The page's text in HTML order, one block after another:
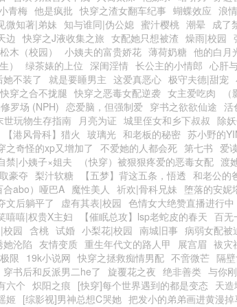
青梅 他是疯批 快穿之渣女翻车纪事 蝴蝶效应 浪情
微知著|弟妹 知与谁同|伪公媳 蜜汁樱桃 潮晕 成了
边 快穿之J液收集之旅 女配她只想被渣 燥雨|校园
木（校园） 小姨夫的富贵娇花 薄荷奶糖 他的白月
） 绿茶婊的上位 深闺淫情 长公主的小情郎 心肝
她不装了 就是要睡男主 这爱真恶心 极守夫德|甜宠
快穿之合不拢腿 快穿之恶毒女配逆袭 女主爱吃肉
罗场 (NPH) 恋爱脑，但强制爱 穿书之欲欲仙途 活
世玩物生存指南 月亮为证 城里侄女和乡下叔叔 除
【港风骨科】猎火 玻璃光 和老板的秘密 苏小野的
之奇怪的xp又增加了 不爱她的人都会死 第七书 爱
禁|小姨子×姐夫 （快穿）被狠狠疼爱的恶毒女配 渡
豪夺 梨汁软糖 【五梦】背这五条，悟透 和老公的
合abo）哑巴A 魔性美人 祈欢|骨科兄妹 堕落的安妮
文后躺平了 虚有其表|校园 色情女大绝赞直播进行中
嘻嘻|权贵X主妇 【催眠总攻】lsp老蛇皮的春天 百无
校园 含桃 试婚 小梨花|校园 南城旧事 病弱女配被
她沦陷 友情变质 重生年代文的路人甲 展宫眉 袚灾
限 19k小说网 快穿之拯救痴情男配 不啻微芒 隔
穿书后和反派男二he了 旋覆花之夜 绝非善类 与你
六个 炽阳之痕 [快穿]每个世界遇到的都是变态 天
姬 [综影视]男神总想C哭她 把发小的弟弟画进黄漫掉